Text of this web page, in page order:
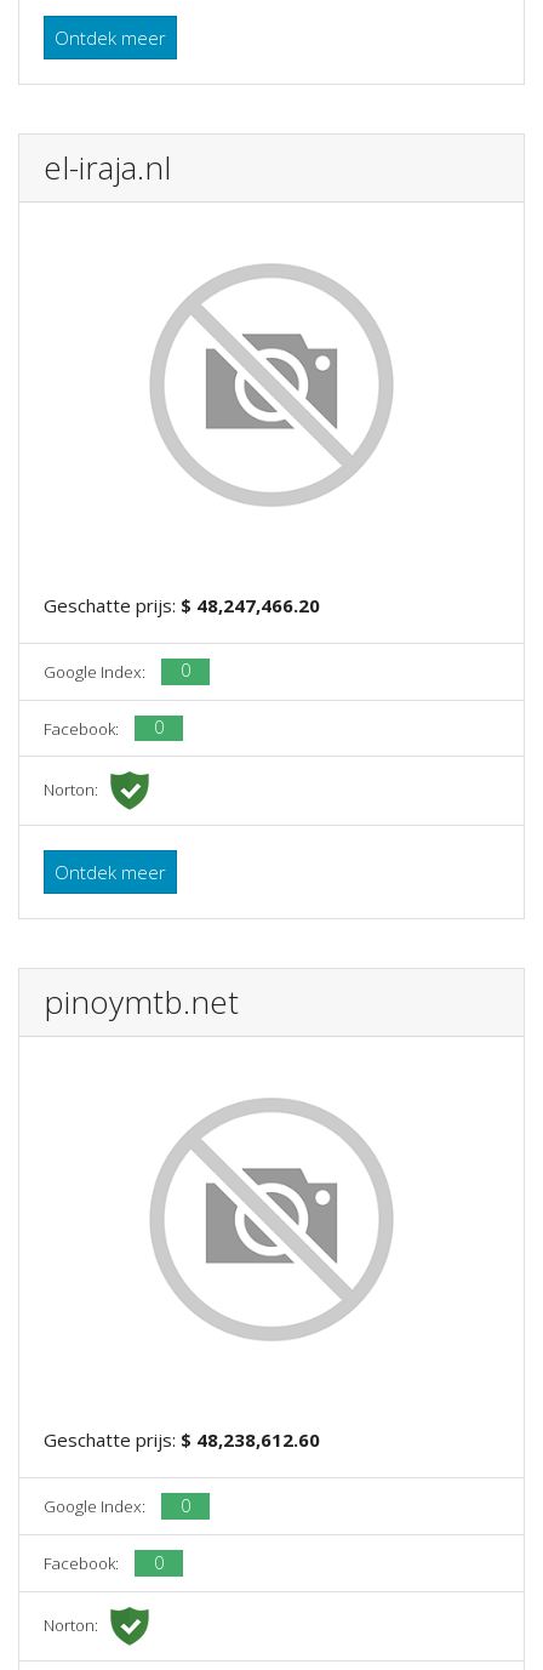
Ontdek meer
el-iraja.nl
Geschatte prijs: $ 48,247,466.20
Google Index: 0
Facebook: 0
Norton:
Ontdek meer
pinoymtb.net
Geschatte prijs: $ 48,238,612.60
Google Index: 0
Facebook: 0
Norton: